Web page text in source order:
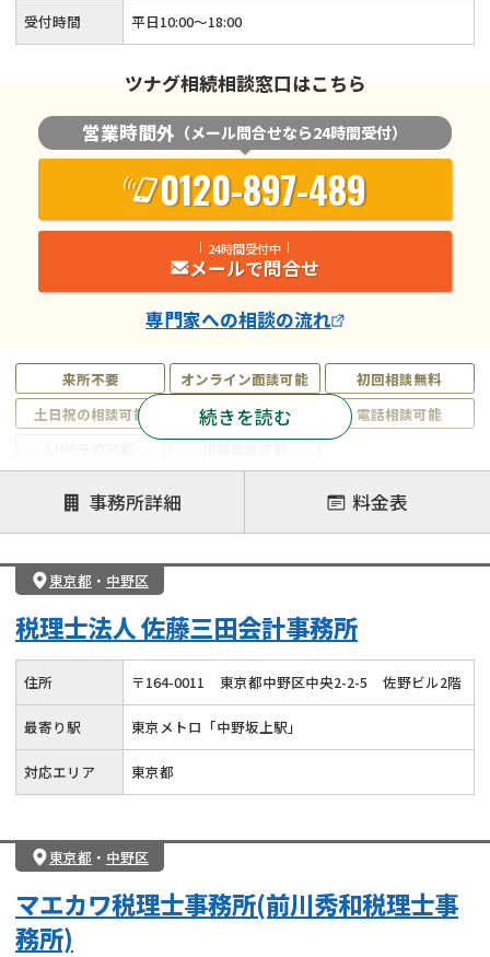
来所不要 オンライン面談可能
初回相談無料
土日祝の相談可能
19時以降電話可能
電話相談可能
注力案件
遺言書作成・遺言執行
相続放棄
相続登記
遺産分割
遺留分侵害額請求
相続税申告
相続手続き
成年後見・任意後見
贈与税
相続トラブル
続きを読む
受付時間 平日10:00～18:00
ツナグ相続相談窓口はこちら
営業時間外 （メール問合せなら24時間受付）
0120-897-489
24時間受付中
メールで問合せ
専門家への相談の流れ
事務所詳細 料金表
東京都 ・ 中野区
税理士法人 佐藤三田会計事務所
住所 〒164-0011 東京都中野区中央2-2-5 佐野ビル2階
最寄り駅 東京メトロ「中野坂上駅」
対応エリア 東京都
東京都 ・ 中野区
マエカワ税理士事務所(前川秀和税理士事
務所)